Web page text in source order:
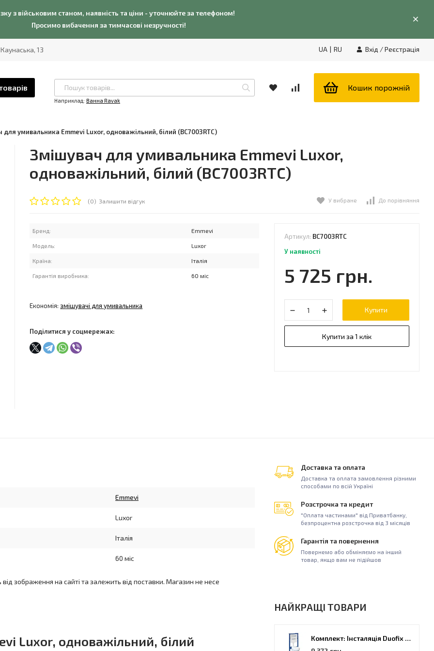
з військовим станом, наявність та ціни - уточнюйте за телефоном!
Просимо вибачення за тимчасові незручності!
13 UA | RU Вхід /Реєстрація
Наприклад: Ванна Ravak
Кошик порожній
для умивальника Emmevi Luxor, одноважільний, білий (BC7003RTC)
Змішувач для умивальника Emmevi Luxor,
одноважільний, білий (BC7003RTC)
(0) Залишити відгук У вибране До порівняння
Бренд: Emmevi
Модель: Luxor
Країна: Італія
Гарантія виробника: 60 міс
Економія: змішувачі для умивальника
Поділитися у соцмережах:
Артикул: BC7003RTC
У наявності
5 725 грн.
Купити
Купити за 1 клік
Доставка та оплата
Доставка та оплата замовлення різними
способами по всій Україні
Розстрочка та кредит
"Оплата частинами" від Приватбанку,
безпроцентна розстрочка від 3 місяців
Гарантія та повернення
Повернемо або обміняємо на інший
товар, якщо вам не підійшов
НАЙКРАЩІ ТОВАРИ
Комплект: Інсталяція Duofix PRO 20 + унітаз Kolo Idol (118.315.21.2)
Emmevi
Luxor
Італія
60 міс
зображення на сайті та залежить від поставки. Магазин не несе
Luxor, одноважільний, білий